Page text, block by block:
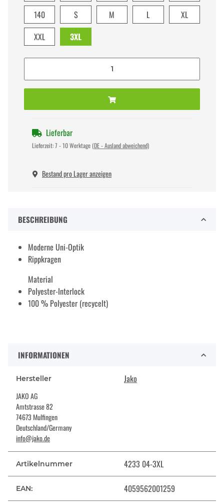
140
S M L
XL
XXL
3XL
Lieferbar
Lieferzeit:7 - 10 Werktage (DE - Ausland abweichend)
Bestand pro Lager anzeigen
BESCHREIBUNG
Moderne Uni-Optik
Rippkragen
Material
Polyester-Interlock
100 % Polyester (recycelt)
INFORMATIONEN
Hersteller Jako
JAKO AG
Amtstrasse 82
74673 Mulfingen
Deutschland/Germany
info@jako.de
Artikelnummer 4233 04-3XL
EAN: 4059562001259